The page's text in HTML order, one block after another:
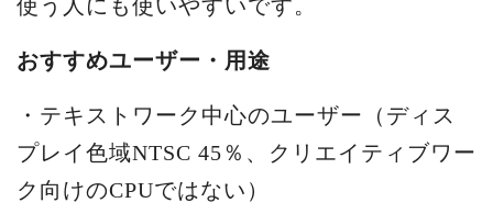
使う人にも使いやすいです。
おすすめユーザー・用途
・テキストワーク中心のユーザー（ディス
プレイ色域NTSC 45％、クリエイティブワー
ク向けのCPUではない）